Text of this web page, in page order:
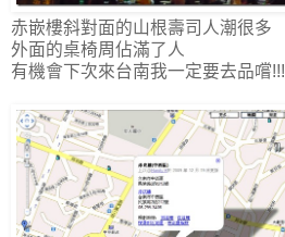
赤嵌樓斜對面的山根壽司人潮很多
外面的桌椅周佔滿了人
有機會下次來台南我一定要去品嚐!!!